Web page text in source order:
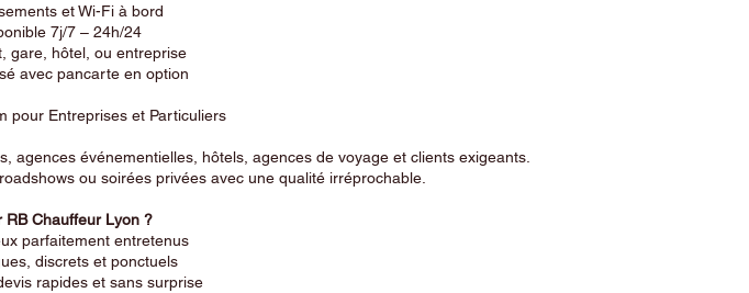
et Wi-Fi à bord
7j/7 – 24h/24
hôtel, ou entreprise
avec pancarte en option
pour Entreprises et Particuliers
événementielles, hôtels, agences de voyage et clients exigeants.
ou soirées privées avec une qualité irréprochable.
RB Chauffeur Lyon ?
parfaitement entretenus
discrets et ponctuels
rapides et sans surprise